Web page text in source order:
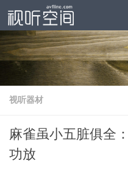
跳至内容
视听器材
麻雀虽小五脏俱全
功放